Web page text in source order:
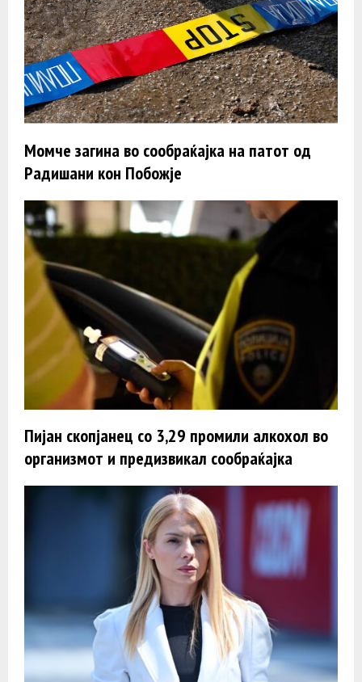
Момче загина во сообраќајка на патот од
Радишани кон Побожје
Пијан скопјанец со 3,29 промили алкохол во
организмот и предизвикал сообраќајка